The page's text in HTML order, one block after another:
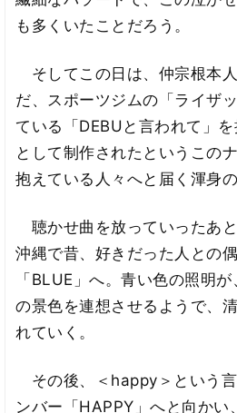
も多くいたことだろう。
そしてこの日は、仲宗根本
だ、スポーツジムの「ライザ
ている「DEBUと言われて」
として制作されたというこの
抱えている人々へと届く渾身の
聴かせ曲を放っていったあ
沖縄で昔、好きだった人との
「BLUE」へ。青い色の照明
の景色を連想させるようで、
れていく。
その後、＜happy＞という
ンバー「HAPPY」へと向かい